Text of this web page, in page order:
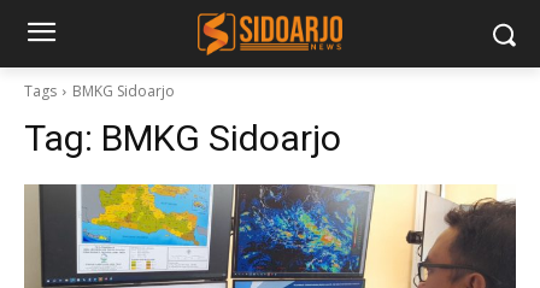
Tags BMKG Sidoarjo
Tag: BMKG Sidoarjo